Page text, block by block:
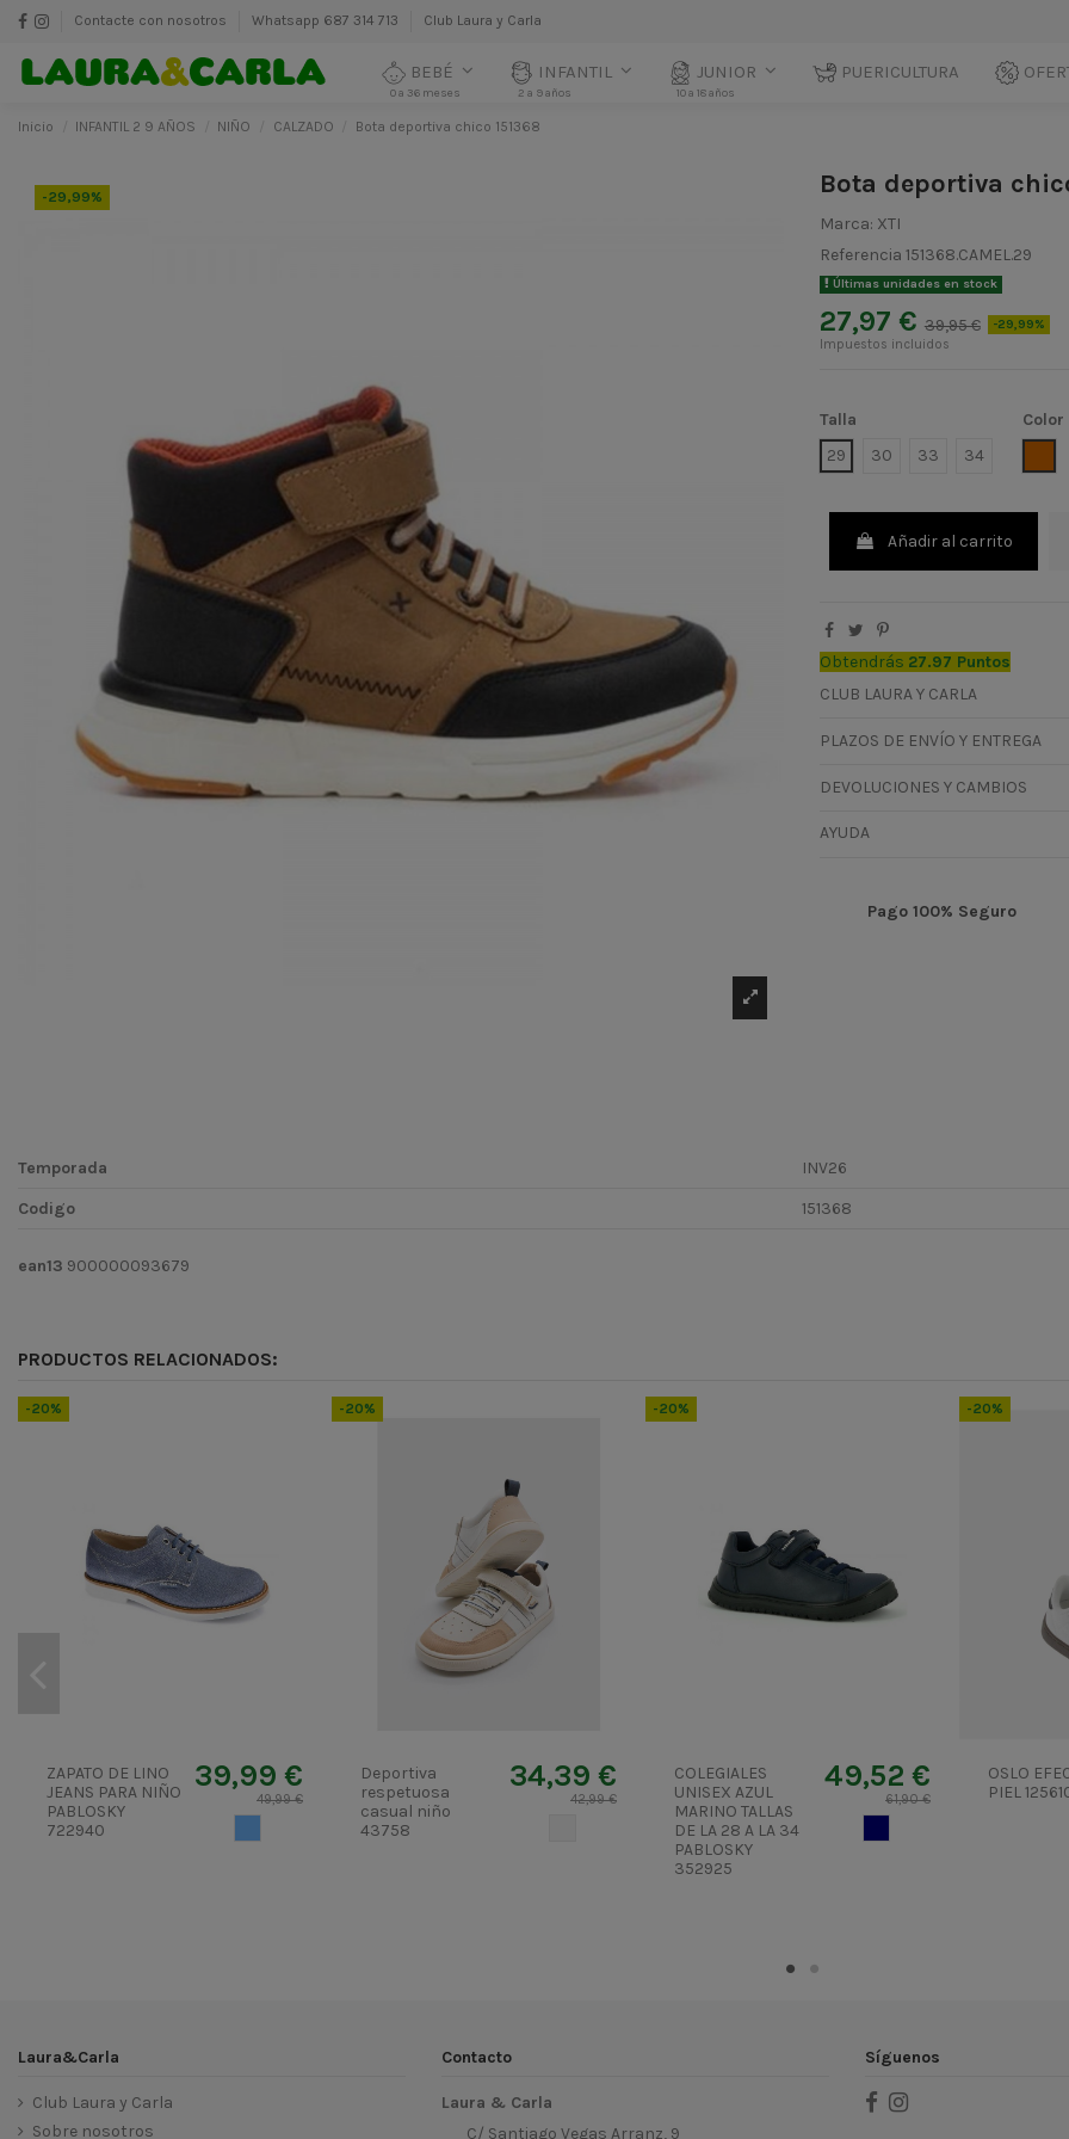
Contacte con nosotros Whatsapp 687 314 713 Club Laura y Carla
BEBÉ
0 a 36 meses
INFANTIL
2 a 9 años
JUNIOR
10 a 18 años
PUERICULTURA
Inicio INFANTIL 2 9 AÑOS NIÑO CALZADO Bota deportiva chico 151368
-29,99% Bota deportiva
Marca: XTI
Referencia 151368.CAMEL.29
Últimas unidades en stock
27,97 € 39,95 €
-29,99%
Impuestos incluidos
Talla
29
30 33 34
Color
Añadir al carrito
Obtendrás 27.97 Puntos
CLUB LAURA Y CARLA
PLAZOS DE ENVÍO Y ENTREGA
DEVOLUCIONES Y CAMBIOS
AYUDA
Pago 100% Seguro
Temporada
INV26
Codigo
151368
ean13 900000093679
PRODUCTOS RELACIONADOS:
-20%
ZAPATO DE LINO
JEANS PARA NIÑO
PABLOSKY
722940
39,99 €
49,99 €
-20%
Deportiva
respetuosa
casual niño
43758
34,39 €
42,99 €
-20%
COLEGIALES
UNISEX AZUL
MARINO TALLAS
DE LA 28 A LA 34
PABLOSKY
352925
49,52 €
61,90 €
-20%
OSLO
PIEL
Laura&Carla
Club Laura y Carla
Sobre nosotros
Contacto
Laura & Carla
C/ Santiago Vegas Arranz, 9
Síguenos